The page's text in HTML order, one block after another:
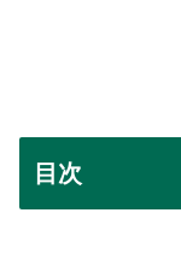
目次